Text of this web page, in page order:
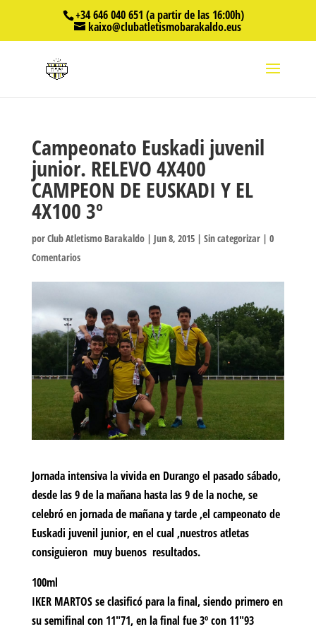
+34 646 040 651 (a partir de las 16:00h)
kaixo@clubatletismobarakaldo.eus
Campeonato Euskadi juvenil
junior. RELEVO 4X400
CAMPEON DE EUSKADI Y EL
4X100 3º
porClub Atletismo Barakaldo| Jun 8, 2015| Sin categorizar| 0
Comentarios
Jornada intensiva la vivida en Durango el pasado sábado,
desde las 9 de la mañana hasta las 9 de la noche, se
celebró en jornada de mañana y tarde ,el campeonato de
Euskadi juvenil junior, en el cual ,nuestros atletas
consiguieron muy buenos resultados.
100ml
IKER MARTOS se clasificó para la final, siendo primero en
su semifinal con 11″71, en la final fue 3º con 11″93